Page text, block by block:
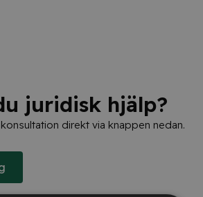
juridisk hjälp?
direkt via knappen nedan.